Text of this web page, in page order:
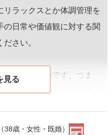
リラックスとか体調管理を
の日常や価値観に対する関
さい。
ることがキーです。つま
して太っているの？」では
ィブな方向で尋ねるべき
（38歳・女性・既婚）